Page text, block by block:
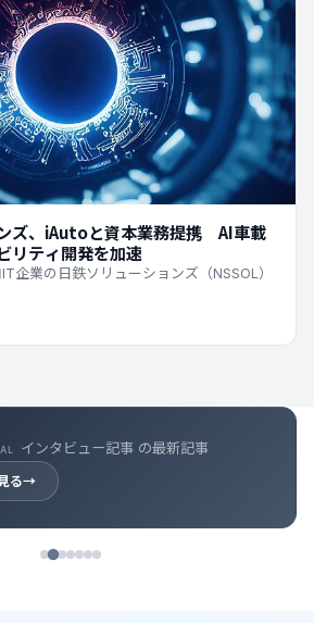
ズ、iAutoと資本業務提携 AI車載
リティ開発を加速
企業の日鉄ソリューションズ（NSSOL）
インタビュー記事 の最新記事
る→